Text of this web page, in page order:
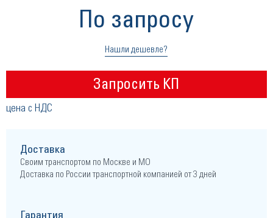
По запросу
Нашли дешевле?
Запросить КП
цена с НДС
Доставка
Своим транспортом по Москве и МО
Доставка по России транспортной компанией от 3 дней
Гарантия